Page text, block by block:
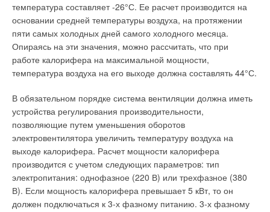
температура составляет -26°С. Ее расчет производится на
основании средней температуры воздуха, на протяжении
пяти самых холодных дней самого холодного месяца.
Опираясь на эти значения, можно рассчитать, что при
работе калорифера на максимальной мощности,
температура воздуха на его выходе должна составлять 44°С.
В обязательном порядке система вентиляции должна иметь
устройства регулирования производительности,
позволяющие путем уменьшения оборотов
электровентилятора увеличить температуру воздуха на
выходе калорифера. Расчет мощности калорифера
производится с учетом следующих параметров: тип
электропитания: однофазное (220 В) или трехфазное (380
В). Если мощность калорифера превышает 5 кВт, то он
должен подключаться к 3-х фазному питанию. 3-х фазному